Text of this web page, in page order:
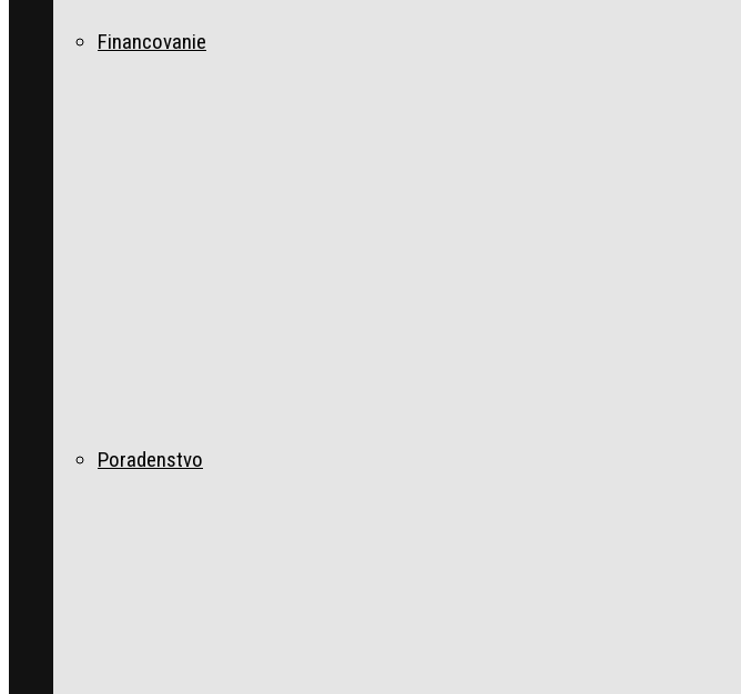
Financovanie
Poradenstvo